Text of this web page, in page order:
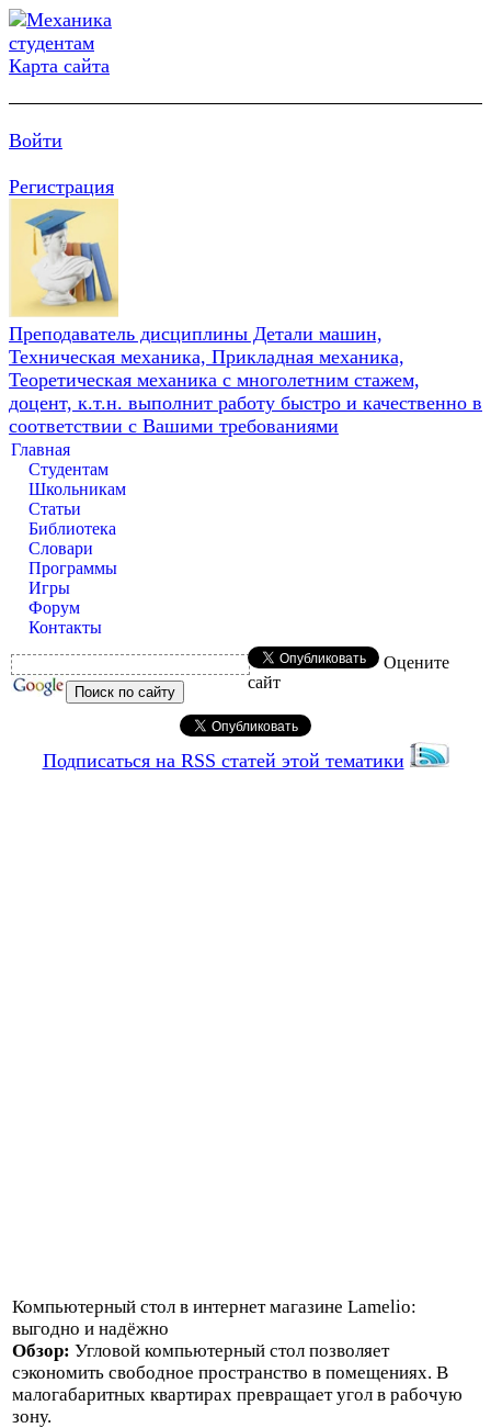
Карта сайта
Войти
Регистрация
Преподаватель дисциплины Детали машин,
Техническая механика, Прикладная механика,
Теоретическая механика с многолетним стажем,
доцент, к.т.н. выполнит работу быстро и качественно в
соответствии с Вашими требованиями
Главная
Студентам
Школьникам
Статьи
Библиотека
Словари
Программы
Игры
Форум
Контакты
Оцените
сайт
Подписаться на RSS статей этой тематики
Компьютерный стол в интернет магазине Lamelio:
выгодно и надёжно
Обзор: Угловой компьютерный стол позволяет
сэкономить свободное пространство в помещениях. В
малогабаритных квартирах превращает угол в рабочую
зону.